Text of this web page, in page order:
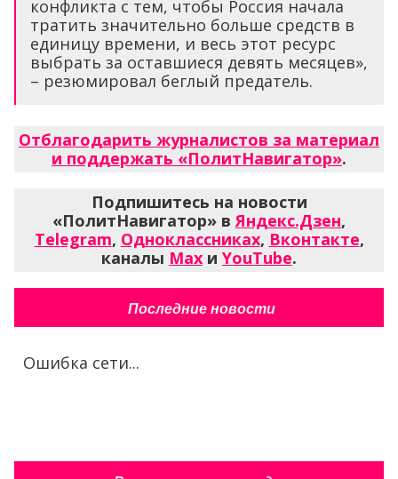
конфликта с тем, чтобы Россия начала
тратить значительно больше средств в
единицу времени, и весь этот ресурс
выбрать за оставшиеся девять месяцев»,
– резюмировал беглый предатель.
Отблагодарить журналистов за материал
и поддержать «ПолитНавигатор».
Подпишитесь на новости
«ПолитНавигатор» вЯндекс.Дзен,
Telegram, Одноклассниках, Вконтакте,
каналы Max и YouTube.
Последние новости
Ошибка сети...